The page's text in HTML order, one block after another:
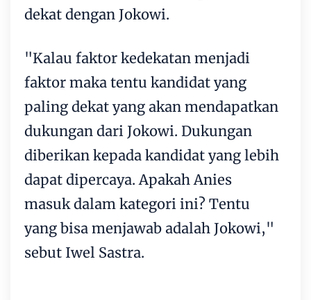
dekat dengan Jokowi.
"Kalau faktor kedekatan menjadi
faktor maka tentu kandidat yang
paling dekat yang akan mendapatkan
dukungan dari Jokowi. Dukungan
diberikan kepada kandidat yang lebih
dapat dipercaya. Apakah Anies
masuk dalam kategori ini? Tentu
yang bisa menjawab adalah Jokowi,"
sebut Iwel Sastra.